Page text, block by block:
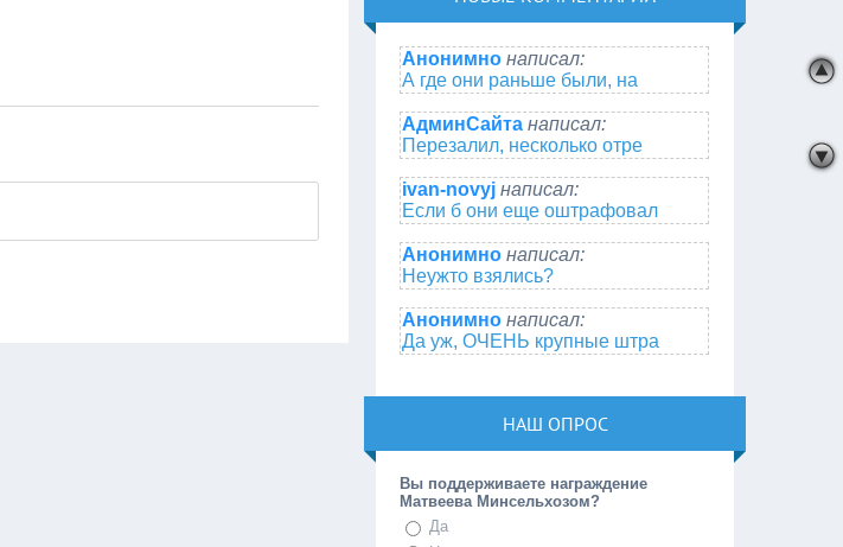
Анонимно написал:
А где они раньше были, на
АдминСайта написал:
Перезалил, несколько отре
ivan-novyj написал:
Если б они еще оштрафовал
Анонимно написал:
Неужто взялись?
Анонимно написал:
Да уж, ОЧЕНЬ крупные штра
НАШ ОПРОС
Вы поддерживаете награждение
Матвеева Минсельхозом?
Да